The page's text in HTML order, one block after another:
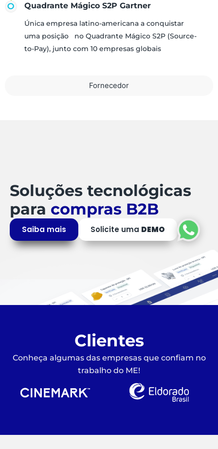
Fornecedor
Quadrante Mágico S2P Gartner
Única empresa latino-americana a conquistar
uma posição no Quadrante Mágico S2P (Source-
to-Pay), junto com 10 empresas globais
Soluções tecnológicas
para compras B2B
Saiba mais Solicite uma DEMO
Clientes
Conheça algumas das empresas que confiam no
trabalho do ME!